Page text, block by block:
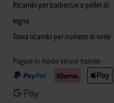
Ricambi per barbecue a pellet di
legno
Trova ricambi per numero di serie
Pagare in modo sicuro tramite